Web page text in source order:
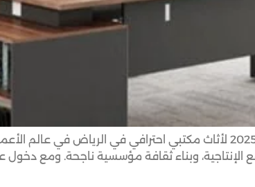
تصاميم مكاتب تُلهم فريقك: أفضل أفكار 2025 لأثاث مكتبي